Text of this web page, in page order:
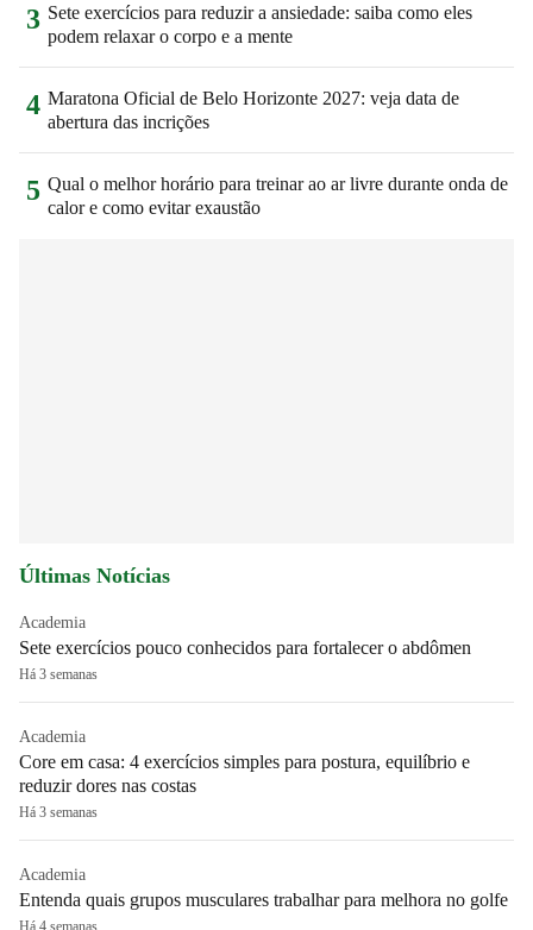
3 Sete exercícios para reduzir a ansiedade: saiba como eles
podem relaxar o corpo e a mente
4 Maratona Oficial de Belo Horizonte 2027: veja data de
abertura das incrições
5 Qual o melhor horário para treinar ao ar livre durante onda de
calor e como evitar exaustão
Últimas Notícias
Academia
Sete exercícios pouco conhecidos para fortalecer o abdômen
Há 3 semanas
Academia
Core em casa: 4 exercícios simples para postura, equilíbrio e
reduzir dores nas costas
Há 3 semanas
Academia
Entenda quais grupos musculares trabalhar para melhora no golfe
Há 4 semanas